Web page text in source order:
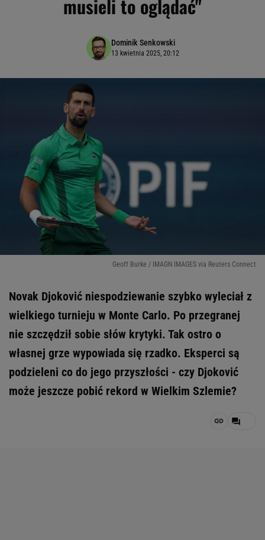
musieli to oglądać"
Dominik Senkowski
13 kwietnia 2025, 20:12
Geoff Burke / IMAGN IMAGES via Reuters Connect
Novak Djoković niespodziewanie szybko wyleciał z
wielkiego turnieju w Monte Carlo. Po przegranej
nie szczędził sobie słów krytyki. Tak ostro o
własnej grze wypowiada się rzadko. Eksperci są
podzieleni co do jego przyszłości - czy Djoković
może jeszcze pobić rekord w Wielkim Szlemie?